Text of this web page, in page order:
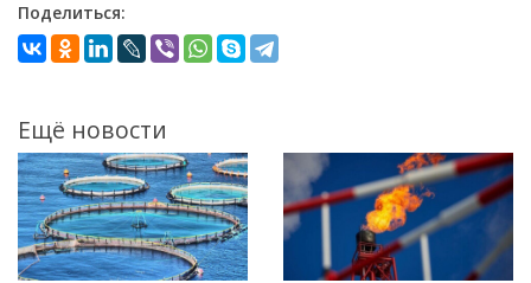
Поделиться:
Ещё новости